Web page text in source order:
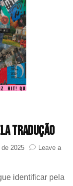
tradução
2025
Leave a
identificar pela